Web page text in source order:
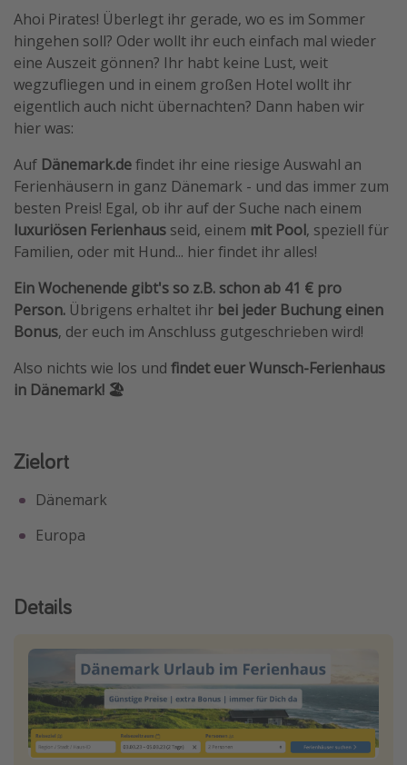
Wochenendtrip
Singlereisen
Strandurlaub
Gruppenreisen
Hotels in Hamburg
Hotels in Amsterdam
Hotels am Achensee
Weitere Themen
Familienurlaub in der Türkei
Rundreisen in Thailand
Bahnreisen in der Schweiz
Reisepassfreie Reiseziele
Silvesterreisen
Last Minute Urlaub Deutschland
Ahoi Pirates! Überlegt ihr gerade, wo es im Sommer
hingehen soll? Oder wollt ihr euch einfach mal wieder
eine Auszeit gönnen? Ihr habt keine Lust, weit
wegzufliegen und in einem großen Hotel wollt ihr
eigentlich auch nicht übernachten? Dann haben wir
hier was:
Auf Dänemark.defindet ihr eine riesige Auswahl an
Ferienhäusern in ganz Dänemark - und das immer zum
besten Preis! Egal, ob ihr auf der Suche nach einem
luxuriösen Ferienhaus seid, einem mit Pool, speziell für
Familien, oder mit Hund... hier findet ihr alles!
Ein Wochenende gibt's so z.B. schon ab 41 € pro
Person. Übrigens erhaltet ihr bei jeder Buchung einen
Bonus, der euch im Anschluss gutgeschrieben wird!
Also nichts wie los und findet euer Wunsch-Ferienhaus
in Dänemark! 🏖️
Zielort
Dänemark
Europa
Details